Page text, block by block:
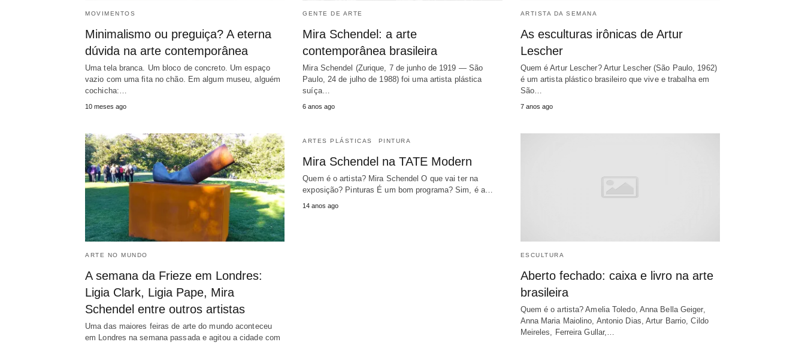
MOVIMENTOS
Minimalismo ou preguiça? A eterna
dúvida na arte contemporânea
Uma tela branca. Um bloco de concreto. Um espaço
vazio com uma fita no chão. Em algum museu, alguém
cochicha:…
10 meses ago
GENTE DE ARTE
Mira Schendel: a arte
contemporânea brasileira
Mira Schendel (Zurique, 7 de junho de 1919 — São
Paulo, 24 de julho de 1988) foi uma artista plástica
suíça…
6 anos ago
ARTISTA DA SEMANA
As esculturas irônicas de Artur
Lescher
Quem é Artur Lescher? Artur Lescher (São Paulo, 1962)
é um artista plástico brasileiro que vive e trabalha em
São…
7 anos ago
ARTE NO MUNDO
A semana da Frieze em Londres:
Ligia Clark, Ligia Pape, Mira
Schendel entre outros artistas
Uma das maiores feiras de arte do mundo aconteceu
em Londres na semana passada e agitou a cidade com
ARTES PLÁSTICAS PINTURA
Mira Schendel na TATE Modern
Quem é o artista? Mira Schendel O que vai ter na
exposição? Pinturas É um bom programa? Sim, é a…
14 anos ago
ESCULTURA
Aberto fechado: caixa e livro na arte
brasileira
Quem é o artista? Amelia Toledo, Anna Bella Geiger,
Anna Maria Maiolino, Antonio Dias, Artur Barrio, Cildo
Meireles, Ferreira Gullar,…